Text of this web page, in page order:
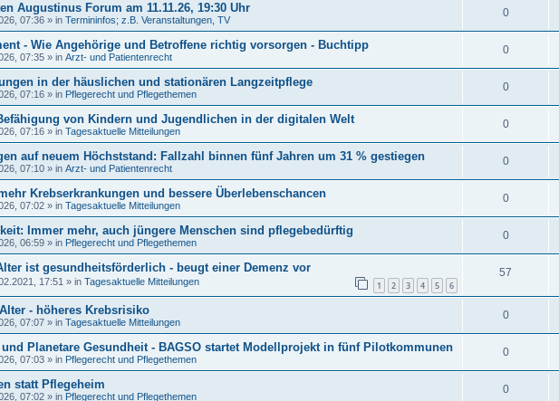
Augustinus Forum am 11.11.26, 19:30 Uhr
07:36 » in Termininfos; z.B. Veranstaltungen, TV
0
- Wie Angehörige und Betroffene richtig vorsorgen - Buchtipp
07:35 » in Arzt- und Patientenrecht
0
in der häuslichen und stationären Langzeitpflege
07:16 » in Pflegerecht und Pflegethemen
0
von Kindern und Jugendlichen in der digitalen Welt
07:16 » in Tagesaktuelle Mitteilungen
0
auf neuem Höchststand: Fallzahl binnen fünf Jahren um 31 % gestiegen
07:10 » in Arzt- und Patientenrecht
0
Krebserkrankungen und bessere Überlebenschancen
07:02 » in Tagesaktuelle Mitteilungen
0
Immer mehr, auch jüngere Menschen sind pflegebedürftig
06:59 » in Pflegerecht und Pflegethemen
0
ist gesundheitsförderlich - beugt einer Demenz vor
17:51 » in Tagesaktuelle Mitteilungen 1 2 3 4 5 6
57
- höheres Krebsrisiko
07:07 » in Tagesaktuelle Mitteilungen
0
Planetare Gesundheit - BAGSO startet Modellprojekt in fünf Pilotkommunen
07:03 » in Pflegerecht und Pflegethemen
0
statt Pflegeheim
07:02 » in Pflegerecht und Pflegethemen
0